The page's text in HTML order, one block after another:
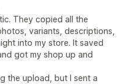
They copied all the
variants, descriptions,
into my store. It saved
got my shop up and
the upload, but I sent a